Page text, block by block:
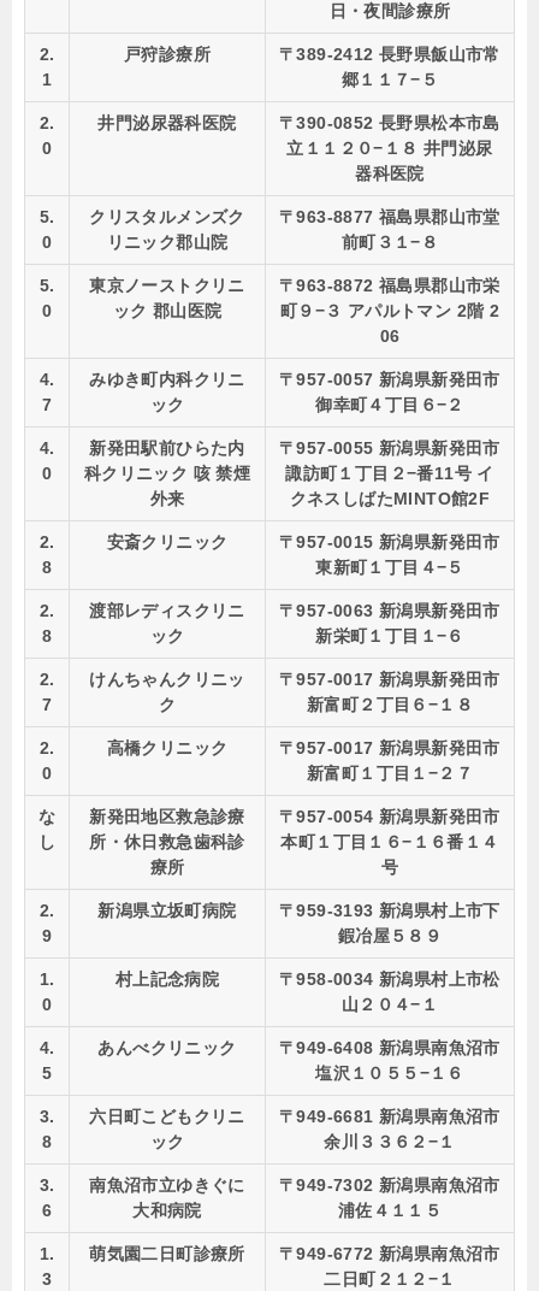
日・夜間診療所
2.
1
戸狩診療所
〒389-2412 長野県飯山市常
郷１１７−５
2.
0
井門泌尿器科医院
〒390-0852 長野県松本市島
立１１２０−１８ 井門泌尿
器科医院
5.
0
クリスタルメンズク
リニック郡山院
〒963-8877 福島県郡山市堂
前町３１−８
5.
0
東京ノーストクリニ
ック 郡山医院
〒963-8872 福島県郡山市栄
町９−３ アパルトマン 2階 2
06
4.
7
みゆき町内科クリニ
ック
〒957-0057 新潟県新発田市
御幸町４丁目６−２
4.
0
新発田駅前ひらた内
科クリニック 咳 禁煙
外来
〒957-0055 新潟県新発田市
諏訪町１丁目２−番11号 イ
クネスしばたMINTO館2F
2.
8
安斎クリニック
〒957-0015 新潟県新発田市
東新町１丁目４−５
2.
8
渡部レディスクリニ
ック
〒957-0063 新潟県新発田市
新栄町１丁目１−６
2.
7
けんちゃんクリニッ
ク
〒957-0017 新潟県新発田市
新富町２丁目６−１８
2.
0
高橋クリニック
〒957-0017 新潟県新発田市
新富町１丁目１−２７
な
し
新発田地区救急診療
所・休日救急歯科診
療所
〒957-0054 新潟県新発田市
本町１丁目１６−１６番１４
号
2.
9
新潟県立坂町病院
〒959-3193 新潟県村上市下
鍜冶屋５８９
1.
0
村上記念病院
〒958-0034 新潟県村上市松
山２０４−１
4.
5
あんべクリニック
〒949-6408 新潟県南魚沼市
塩沢１０５５−１６
3.
8
六日町こどもクリニ
ック
〒949-6681 新潟県南魚沼市
余川３３６２−１
3.
6
南魚沼市立ゆきぐに
大和病院
〒949-7302 新潟県南魚沼市
浦佐４１１５
1.
3
萌気園二日町診療所
〒949-6772 新潟県南魚沼市
二日町２１２−１